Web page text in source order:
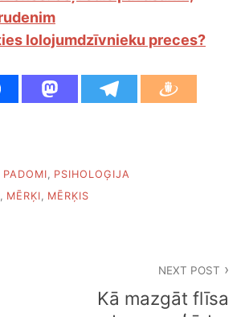
lolojumdzīvnieku preces?
PADOMI, PSIHOLOĢIJA
MĒRĶI MĒRĶIS
NEXT POST
Kā mazgāt flīsa